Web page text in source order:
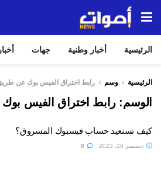
الرئيسية أخبار وطنية جهات
الرئيسية وسم رابط اختراق الفيس بوك عن
الوسم:رابط اختراق الفيس
كيف تستعيد حساب فيسبوك المسروق؟
ديسمبر 28, 2023